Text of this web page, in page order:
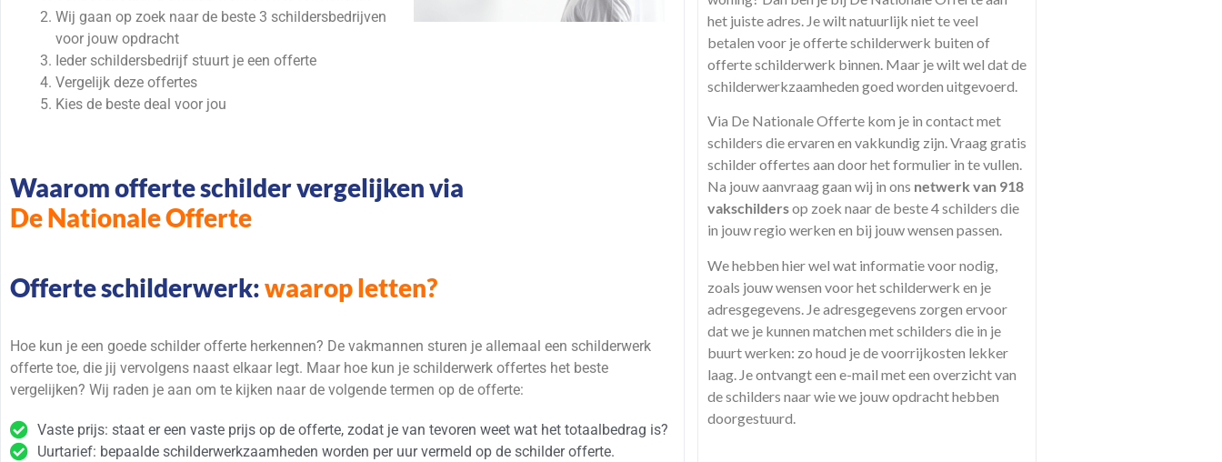
Wij gaan op zoek naar de beste 3 schildersbedrijven
voor jouw opdracht
Ieder schildersbedrijf stuurt je een offerte
Vergelijk deze offertes
Kies de beste deal voor jou
Waarom offerte schilder vergelijken via
De Nationale Offerte
Offerte schilderwerk:waarop letten?
Hoe kun je een goede schilder offerte herkennen? De vakmannen sturen je allemaal een schilderwerk
offerte toe, die jij vervolgens naast elkaar legt. Maar hoe kun je schilderwerk offertes het beste
vergelijken? Wij raden je aan om te kijken naar de volgende termen op de offerte:
Vaste prijs: staat er een vaste prijs op de offerte, zodat je van tevoren weet wat het totaalbedrag is?
Uurtarief: bepaalde schilderwerkzaamheden worden per uur vermeld op de schilder offerte.
het juiste adres. Je wilt natuurlijk niet te veel
betalen voor je offerte schilderwerk buiten of
offerte schilderwerk binnen. Maar je wilt wel dat de
schilderwerkzaamheden goed worden uitgevoerd.
Via De Nationale Offerte kom je in contact met
schilders die ervaren en vakkundig zijn. Vraag gratis
schilder offertes aan door het formulier in te vullen.
Na jouw aanvraag gaan wij in ons netwerk van 918
vakschildersop zoek naar de beste 4 schilders die
in jouw regio werken en bij jouw wensen passen.
We hebben hier wel wat informatie voor nodig,
zoals jouw wensen voor het schilderwerk en je
adresgegevens. Je adresgegevens zorgen ervoor
dat we je kunnen matchen met schilders die in je
buurt werken: zo houd je de voorrijkosten lekker
laag. Je ontvangt een e-mail met een overzicht van
de schilders naar wie we jouw opdracht hebben
doorgestuurd.